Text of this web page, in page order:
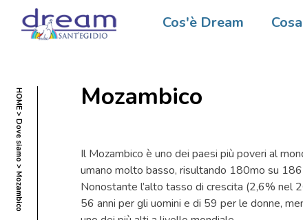
Cos'è Dream
HOME
Dove siamo
Mozambico
Mozambico
Il Mozambico è uno dei paesi più poveri al
umano molto basso, risultando 180mo su
Nonostante l’alto tasso di crescita (2,6% nel
56 anni per gli uomini e di 59 per le donne,